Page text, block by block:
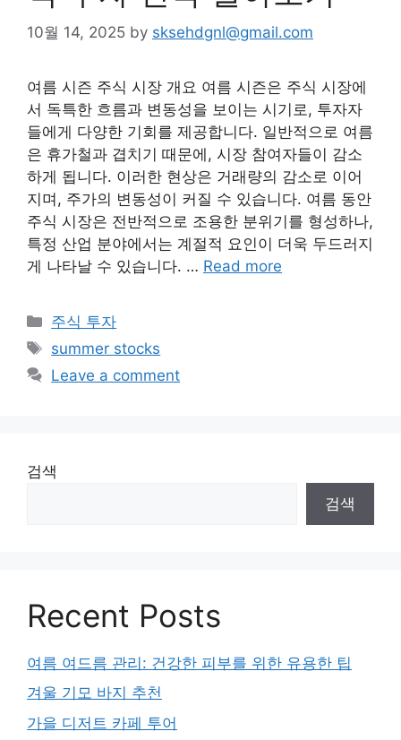
10월 14, 2025 by sksehdgnl@gmail.com
여름 시즌 주식 시장 개요 여름 시즌은 주식 시장에
서 독특한 흐름과 변동성을 보이는 시기로, 투자자
들에게 다양한 기회를 제공합니다. 일반적으로 여름
은 휴가철과 겹치기 때문에, 시장 참여자들이 감소
하게 됩니다. 이러한 현상은 거래량의 감소로 이어
지며, 주가의 변동성이 커질 수 있습니다. 여름 동안
주식 시장은 전반적으로 조용한 분위기를 형성하나,
특정 산업 분야에서는 계절적 요인이 더욱 두드러지
게 나타날 수 있습니다. … Read more
Categories
주식 투자
Tags
summer stocks
Leave a comment
검색
검색
Recent Posts
여름 여드름 관리: 건강한 피부를 위한 유용한 팁
겨울 기모 바지 추천
가을 디저트 카페 투어